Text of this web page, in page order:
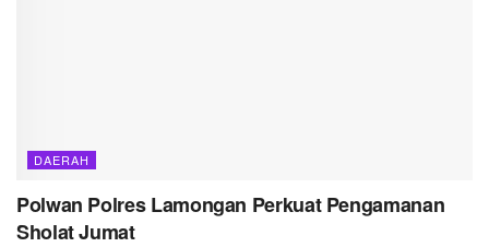
DAERAH
Polwan Polres Lamongan Perkuat Pengamanan
Sholat Jumat